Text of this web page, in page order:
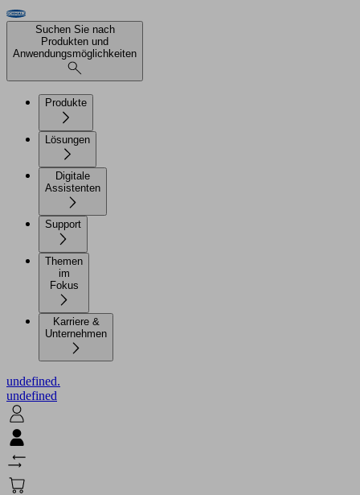
Suchen Sie nach
Produkten und
Anwendungsmöglichkeiten
Produkte
Lösungen
Digitale
Assistenten
Support
Themen
im
Karriere &
Unternehmen
undefined.
undefined